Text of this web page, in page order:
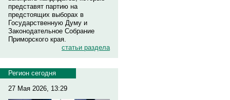
представят партию на
предстоящих выборах в
Государственную Думу и
Законодательное Собрание
Приморского края.
статьи раздела
Регион сегодня
27 Мая 2026, 13:29